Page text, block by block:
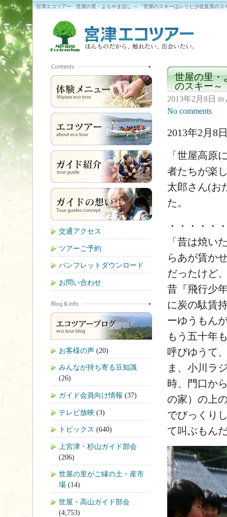
宮津エコツアー · 世屋の里・よもやま話し ～「世屋のスキーはレリヒ少佐直系のス
世屋の里・
のスキー～
2013年2月8日 in
No comments
2013年2月8
「世屋高原
者たちが楽
太郎さん(お
た。
・・・・・
「昔は焼い
らあが賃か
だったけど
昔『飛行少
に炭の駄賃
ーゆうもん
もう五十年
呼びゆうて
ま、小川ラ
時、門口か
の家）の上
でびっくり
て叫ぶもん
交通アクセス
ツアーご予約
パンフレットダウンロード
お問い合わせ
お客様の声 (20)
みんなが持ち寄る豆知識
(26)
ガイド会員向け情報 (37)
テレビ放映 (3)
トピックス (640)
上宮津・杉山ガイド部会
(206)
世屋の里がご縁の土・産市
場 (14)
世屋・高山ガイド部会
(4,753)